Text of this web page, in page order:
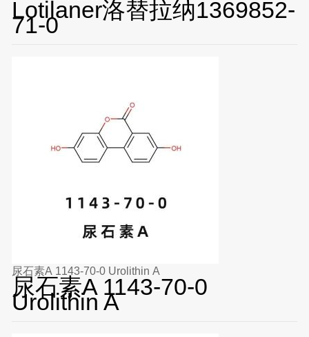
Lotilaner洛替拉纳1369852-
71-0
尿石素A 1143-70-0 Urolithin A
尿石素A 1143-70-0
Urolithin A